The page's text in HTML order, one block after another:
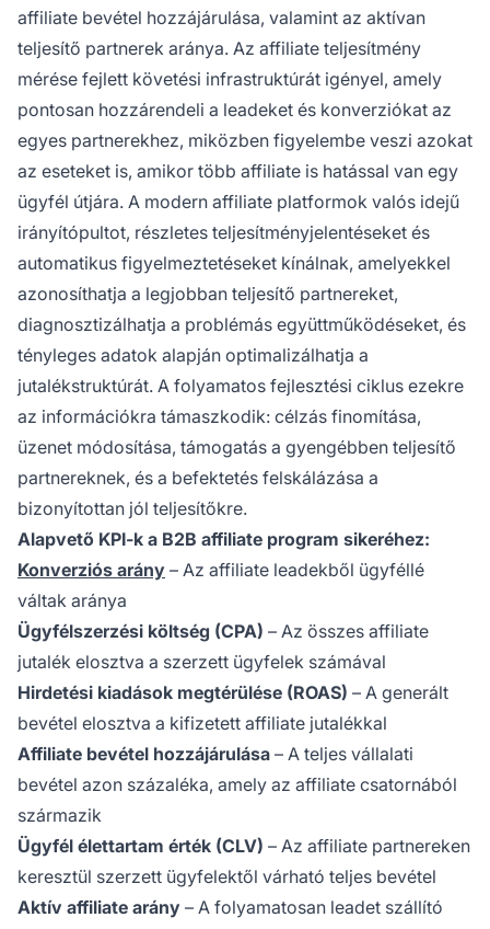
affiliate bevétel hozzájárulása, valamint az aktívan
teljesítő partnerek aránya. Az affiliate teljesítmény
mérése fejlett követési infrastruktúrát igényel, amely
pontosan hozzárendeli a leadeket és konverziókat az
egyes partnerekhez, miközben figyelembe veszi azokat
az eseteket is, amikor több affiliate is hatással van egy
ügyfél útjára. A modern affiliate platformok valós idejű
irányítópultot, részletes teljesítményjelentéseket és
automatikus figyelmeztetéseket kínálnak, amelyekkel
azonosíthatja a legjobban teljesítő partnereket,
diagnosztizálhatja a problémás együttműködéseket, és
tényleges adatok alapján optimalizálhatja a
jutalékstruktúrát. A folyamatos fejlesztési ciklus ezekre
az információkra támaszkodik: célzás finomítása,
üzenet módosítása, támogatás a gyengébben teljesítő
partnereknek, és a befektetés felskálázása a
bizonyítottan jól teljesítőkre.
Alapvető KPI-k a B2B affiliate program sikeréhez:
Konverziós arány – Az affiliate leadekből ügyféllé
váltak aránya
Ügyfélszerzési költség (CPA) – Az összes affiliate
jutalék elosztva a szerzett ügyfelek számával
Hirdetési kiadások megtérülése (ROAS) – A generált
bevétel elosztva a kifizetett affiliate jutalékkal
Affiliate bevétel hozzájárulása – A teljes vállalati
bevétel azon százaléka, amely az affiliate csatornából
származik
Ügyfél élettartam érték (CLV) – Az affiliate partnereken
keresztül szerzett ügyfelektől várható teljes bevétel
Aktív affiliate arány – A folyamatosan leadet szállító